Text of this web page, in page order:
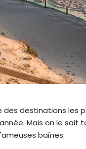
des destinations les
Mais on le sait
baïnes.